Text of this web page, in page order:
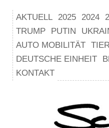
AKTUELL 2025 2024
TRUMP
PUTIN
AUTO MOBILITÄT
DEUTSCHE EINHEIT
KONTAKT